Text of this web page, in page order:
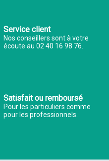
Service client
Nos conseillers sont à votre
écoute au 02 40 16 98 76.
Satisfait ou remboursé
Pour les particuliers comme
pour les professionnels.